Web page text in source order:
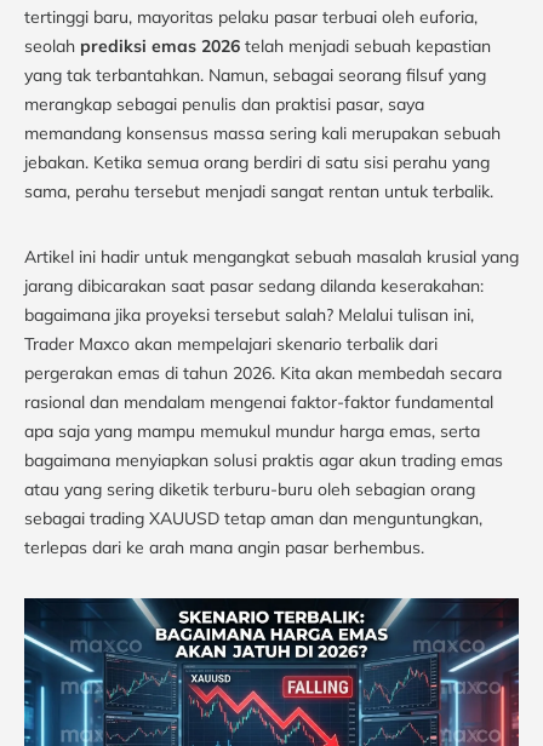
tertinggi baru, mayoritas pelaku pasar terbuai oleh euforia,
seolah prediksi emas 2026 telah menjadi sebuah kepastian
yang tak terbantahkan. Namun, sebagai seorang filsuf yang
merangkap sebagai penulis dan praktisi pasar, saya
memandang konsensus massa sering kali merupakan sebuah
jebakan. Ketika semua orang berdiri di satu sisi perahu yang
sama, perahu tersebut menjadi sangat rentan untuk terbalik.
Artikel ini hadir untuk mengangkat sebuah masalah krusial yang
jarang dibicarakan saat pasar sedang dilanda keserakahan:
bagaimana jika proyeksi tersebut salah? Melalui tulisan ini,
Trader Maxco akan mempelajari skenario terbalik dari
pergerakan emas di tahun 2026. Kita akan membedah secara
rasional dan mendalam mengenai faktor-faktor fundamental
apa saja yang mampu memukul mundur harga emas, serta
bagaimana menyiapkan solusi praktis agar akun trading emas
atau yang sering diketik terburu-buru oleh sebagian orang
sebagai trading XAUUSD tetap aman dan menguntungkan,
terlepas dari ke arah mana angin pasar berhembus.